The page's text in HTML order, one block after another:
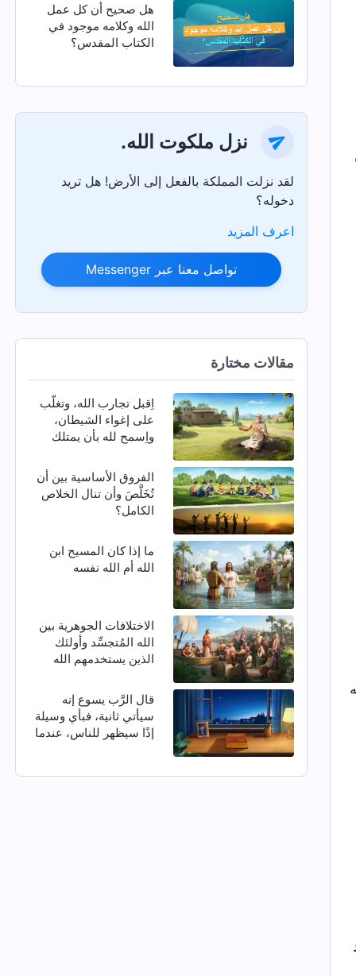
هل صحيح أن كل عمل
الله وكلامه موجود في
الكتاب المقدس؟
نزل ملكوت الله.
لقد نزلت المملكة بالفعل إلى الأرض! هل تريد
دخوله؟
اعرف المزيد
تواصل معنا عبر Messenger
مقالات مختارة
اِقبل تجارب الله، وتغلّب
على إغواء الشيطان،
واِسمح لله بأن يمتلك
الفروق الأساسية بين أن
تُخَلَّصَ وأن تنال الخلاص
الكامل؟
ما إذا كان المسيح ابن
الله أم الله نفسه
الاختلافات الجوهرية بين
الله المُتجسِّد وأولئك
الذين يستخدمهم الله
قال الرَّب يسوع إنه
سيأتي ثانية، فبأي وسيلة
إذًا سيظهر للناس، عندما